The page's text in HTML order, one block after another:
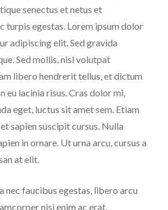
senectus et netus et
turpis egestas. Lorem ipsum dolor
adipiscing elit. Sed gravida
Sed mollis, nisl volutpat
libero hendrerit tellus, et dictum
eu lacinia risus. Cras dolor mi,
eget, luctus sit amet sem. Etiam
sapien suscipit cursus. Nulla
in ornare. Ut urna arcu, cursus a
at elit.
nec faucibus egestas, libero arcu
nisi enim ac erat.